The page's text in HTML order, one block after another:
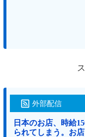
外部配信
日本のお店、時給
られてしまう。お